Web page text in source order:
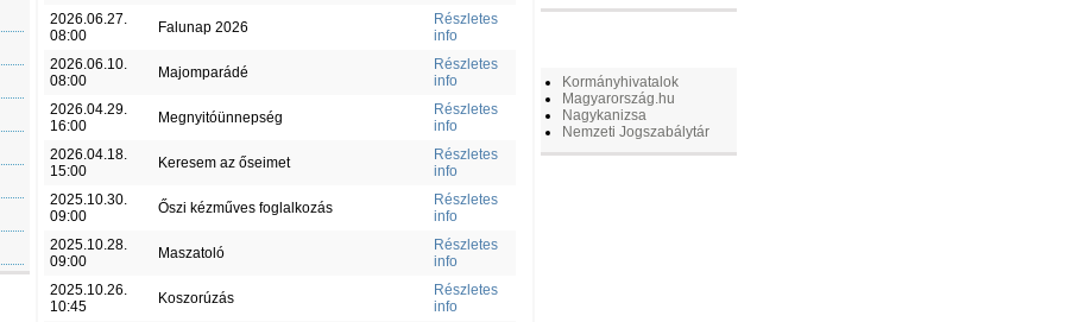
2026.06.27.
08:00
Falunap 2026
Részletes
info
2026.06.10.
08:00
Majomparádé
Részletes
info
2026.04.29.
16:00
Megnyitóünnepség
Részletes
info
2026.04.18.
15:00
Keresem az őseimet
Részletes
info
2025.10.30.
09:00
Őszi kézműves foglalkozás
Részletes
info
2025.10.28.
09:00
Maszatoló
Részletes
info
2025.10.26.
10:45
Koszorúzás
Részletes
info
Kormányhivatalok
Magyarország.hu
Nagykanizsa
Nemzeti Jogszabálytár